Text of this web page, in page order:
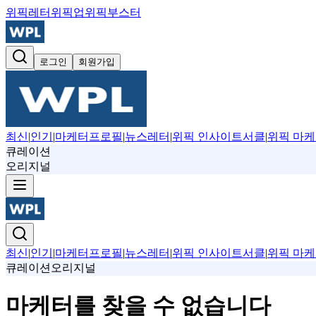
위픽레터 위픽업위픽부스터
로그인 회원가입
최신|인기 |마케터프로필|뉴스레터 |위픽 인사이트서클|위픽 마케
큐레이션
오리지널
최신|인기 |마케터프로필|뉴스레터 |위픽 인사이트서클|위픽 마케
큐레이션 오리지널
마케터를 찾을 수 없습니다